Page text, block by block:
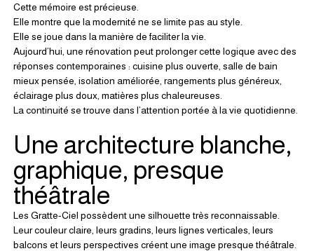
Cette mémoire est précieuse.
Elle montre que la modernité ne se limite pas au style.
Elle se joue dans la manière de faciliter la vie.
Aujourd’hui, une rénovation peut prolonger cette logique avec des
réponses contemporaines : cuisine plus ouverte, salle de bain
mieux pensée, isolation améliorée, rangements plus généreux,
éclairage plus doux, matières plus chaleureuses.
La continuité se trouve dans l’attention portée à la vie quotidienne.
Une architecture blanche,
graphique, presque
théâtrale
Les Gratte-Ciel possèdent une silhouette très reconnaissable.
Leur couleur claire, leurs gradins, leurs lignes verticales, leurs
balcons et leurs perspectives créent une image presque théâtrale.